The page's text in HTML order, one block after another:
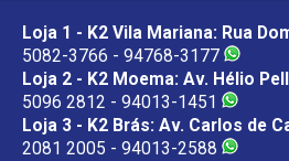
Loja 1 - K2 Vila Mariana: Rua
5082-3766 - 94768-3177
Loja 2 - K2 Moema: Av. Hélio
5096 2812 - 94013-1451
Loja 3 - K2 Brás: Av. Carlos de
2081 2005 - 94013-2588